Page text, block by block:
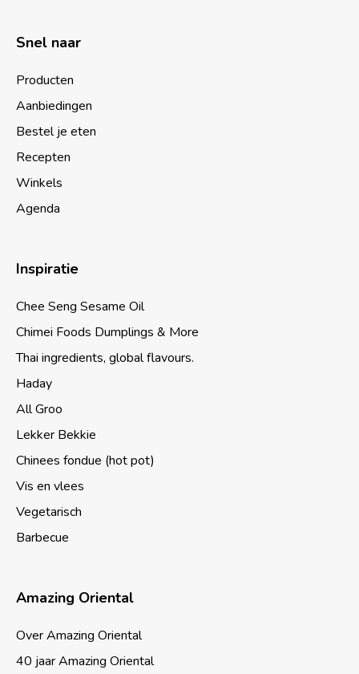
Snel naar
Producten
Aanbiedingen
Bestel je eten
Recepten
Winkels
Agenda
Inspiratie
Chee Seng Sesame Oil
Chimei Foods Dumplings & More
Thai ingredients, global flavours.
Haday
All Groo
Lekker Bekkie
Chinees fondue (hot pot)
Vis en vlees
Vegetarisch
Barbecue
Amazing Oriental
Over Amazing Oriental
40 jaar Amazing Oriental